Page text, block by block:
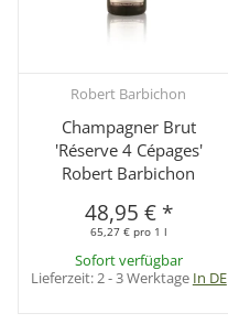
Robert Barbichon
Champagner Brut
'Réserve 4 Cépages'
Robert Barbichon
48,95 € *
65,27 € pro 1 l
Sofort verfügbar
Lieferzeit:2 - 3 Werktage In DE